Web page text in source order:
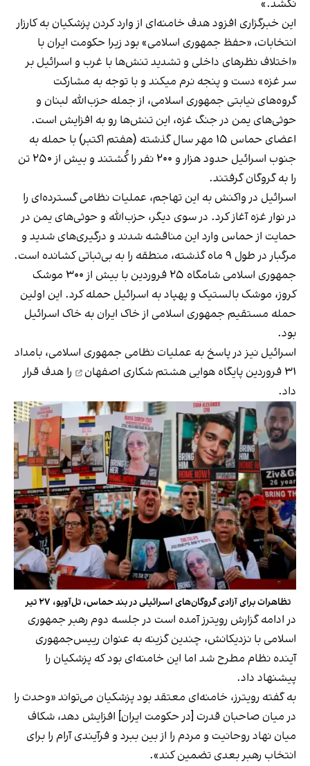
نکشد.»
این خبرگزاری افزود هدف خامنه‌ای از وارد کردن پزشکیان به کارزار
انتخابات، «حفظ جمهوری اسلامی» بود زیرا حکومت ایران با
«اختلاف نظرهای داخلی و تشدید تنش‌ها با غرب و اسرائیل بر
سر غزه» دست و پنجه نرم می‎کند و با توجه به مشارکت
گروه‌های نیابتی جمهوری اسلامی، از جمله حزب‌الله لبنان و
حوثی‌های یمن در جنگ غزه، این تنش‌ها رو به افزایش است.
اعضای حماس ۱۵ مهر سال گذشته (هفتم اکتبر) با حمله به
جنوب اسرائیل حدود هزار و ۲۰۰ نفر را کُشتند و بیش از ۲۵۰ تن
را به گروگان گرفتند.
اسرائیل در واکنش به این تهاجم، عملیات نظامی گسترده‌ای را
در نوار غزه آغاز کرد. در سوی دیگر، حزب‌الله و حوثی‌های یمن در
حمایت از حماس وارد این مناقشه شدند و درگیری‌های شدید و
مرگبار در طول ۹ ماه گذشته، منطقه را به بی‌ثباتی کشانده است.
جمهوری اسلامی شامگاه ۲۵ فروردین با بیش از ۳۰۰ موشک
کروز، موشک بالستیک و پهپاد به اسرائیل حمله کرد. این اولین
حمله مستقیم جمهوری اسلامی از خاک ایران به خاک اسرائیل
بود.
اسرائیل نیز در پاسخ به عملیات نظامی جمهوری اسلامی، بامداد
۳۱ فروردین
پایگاه هوایی هشتم شکاری اصفهان
را هدف قرار
داد.
تظاهرات برای آزادی گروگان‌های اسرائیلی در بند حماس، تل‌آویو، ۲۷ تیر
در ادامه گزارش رویترز آمده است در جلسه دوم رهبر جمهوری
اسلامی با نزدیکانش، چندین گزینه به عنوان رییس‌جمهوری
آینده نظام مطرح شد اما این خامنه‌ای بود که پزشکیان را
پیشنهاد داد.
به گفته رویترز، خامنه‌ای معتقد بود پزشکیان می‌تواند «وحدت را
در میان صاحبان قدرت [در حکومت ایران] افزایش دهد، شکاف
میان نهاد روحانیت و مردم را از بین ببرد و فرآیندی آرام را برای
انتخاب رهبر بعدی تضمین کند».